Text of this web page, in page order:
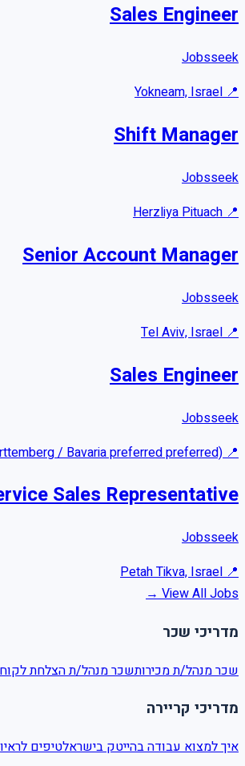
Sales Engineer
Jobsseek
📍
Yokneam, Israel
Shift Manager
Jobsseek
📍
Herzliya Pituach
Senior Account Manager
Jobsseek
📍
Tel Aviv, Israel
Sales Engineer
Jobsseek
📍
/ Bavaria preferred preferred)
Sales Representative
Jobsseek
📍
Petah Tikva, Israel
View All Jobs →
מדריכי שכר
שכרמנהל/ת מכירותשכרמנהל/ת הצלחת לקוח
מדריכי קריירה
איך למצוא עבודה בהייטק בישראלטיפים